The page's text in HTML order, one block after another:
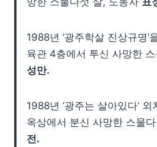
1988년 ‘광주학살 진상규명’
육관 4층에서 투신 사망한
성만.
1988년 ‘광주는 살아있다’
옥상에서 분신 사망한 스물
전.